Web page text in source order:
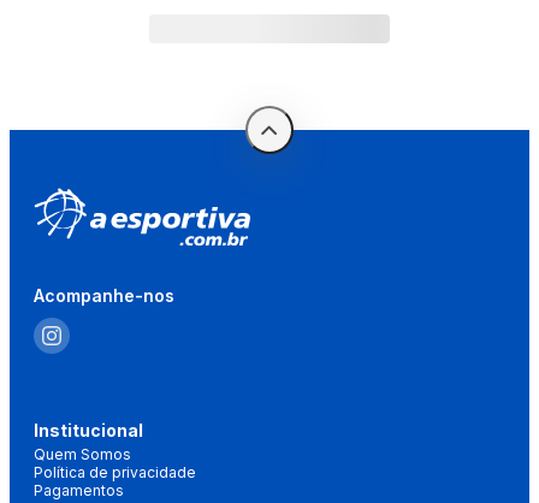
Acompanhe-nos
Institucional
Quem Somos
Política de privacidade
Pagamentos